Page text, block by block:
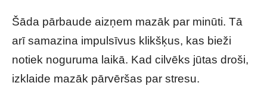
Šāda pārbaude aizņem mazāk par minūti. Tā
arī samazina impulsīvus klikšķus, kas bieži
notiek noguruma laikā. Kad cilvēks jūtas droši,
izklaide mazāk pārvēršas par stresu.